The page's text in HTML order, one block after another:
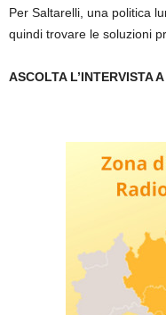
Per Saltarelli, una politica
quindi trovare le soluzioni
ASCOLTA L’INTERVISTA